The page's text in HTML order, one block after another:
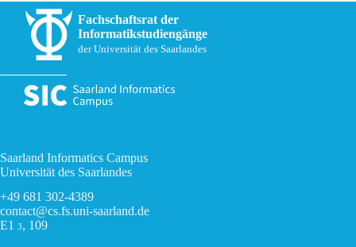
Fachschaftsrat der
Informatikstudiengänge
der Universität des Saarlandes
Saarland Informatics Campus
Universität des Saarlandes
+49 681 302-4389
contact@cs.fs.uni-saarland.de
E1 3, 109